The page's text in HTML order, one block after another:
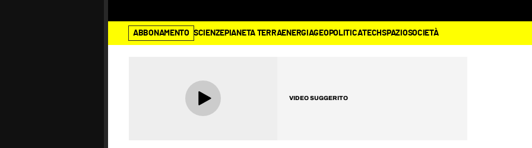
ABBONAMENTO SCIENZEPIANETA TERRAENERGIAGEOPOLITICATECHSPAZIOSOCIETÀ
VIDEO SUGGERITO